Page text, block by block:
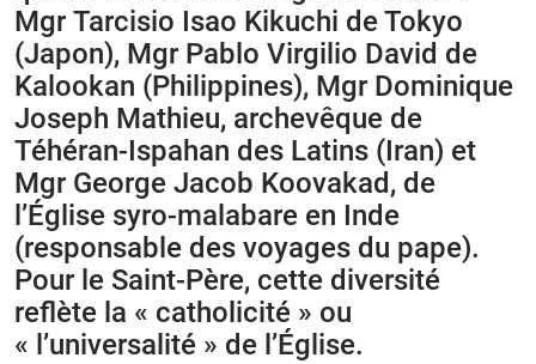
Mgr Tarcisio Isao Kikuchi de Tokyo
(Japon), Mgr Pablo Virgilio David de
Kalookan (Philippines), Mgr Dominique
Joseph Mathieu, archevêque de
Téhéran-Ispahan des Latins (Iran) et
Mgr George Jacob Koovakad, de
l’Église syro-malabare en Inde
(responsable des voyages du pape).
Pour le Saint-Père, cette diversité
reflète la « catholicité » ou
« l’universalité » de l’Église.